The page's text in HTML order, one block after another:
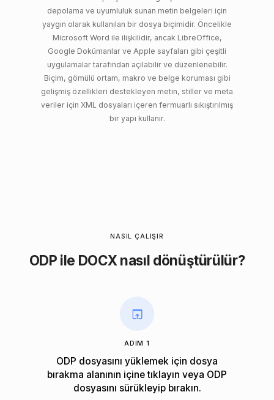
depolama ve uyumluluk sunan metin belgeleri için
yaygın olarak kullanılan bir dosya biçimidir. Öncelikle
Microsoft Word ile ilişkilidir, ancak LibreOffice,
Google Dokümanlar ve Apple sayfaları gibi çeşitli
uygulamalar tarafından açılabilir ve düzenlenebilir.
Biçim, gömülü ortam, makro ve belge koruması gibi
gelişmiş özellikleri destekleyen metin, stiller ve meta
veriler için XML dosyaları içeren fermuarlı sıkıştırılmış
bir yapı kullanır.
NASIL ÇALIŞIR
ODP ile DOCX nasıl dönüştürülür?
ADIM 1
ODP dosyasını yüklemek için dosya
bırakma alanının içine tıklayın veya ODP
dosyasını sürükleyip bırakın.